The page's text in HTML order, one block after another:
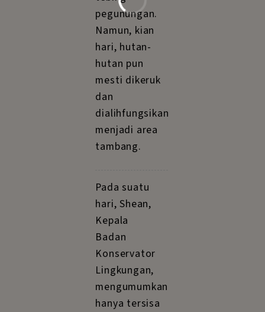
pegunungan.
Namun, kian
hari, hutan-
hutan pun
mesti dikeruk
dan
dialihfungsikan
menjadi area
tambang.
Pada suatu
hari, Shean,
Kepala
Badan
Konservator
Lingkungan,
mengumumkan
hanya tersisa